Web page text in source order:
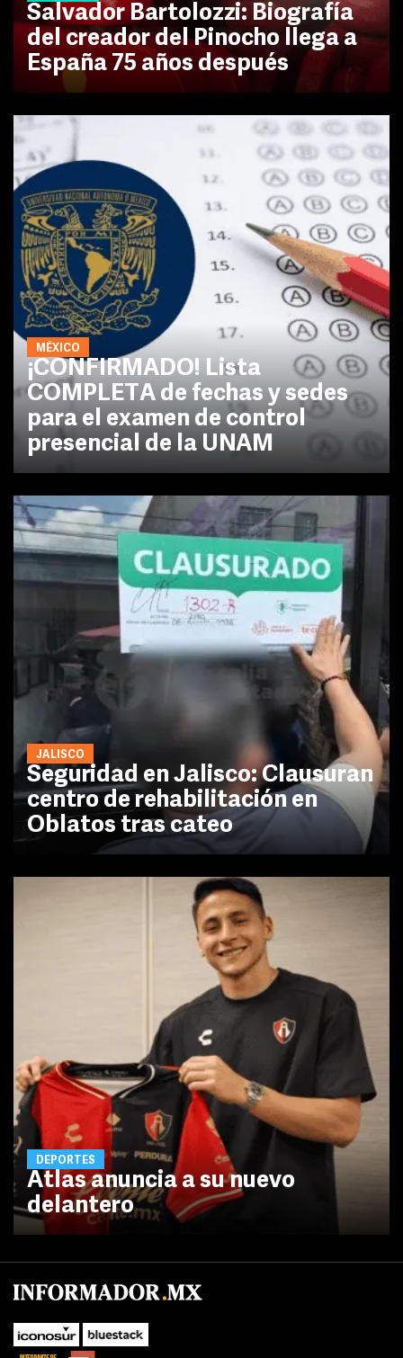
Salvador Bartolozzi: Biografía
del creador del Pinocho llega a
España 75 años después
MÉXICO
¡CONFIRMADO! Lista
COMPLETA de fechas y sedes
para el examen de control
presencial de la UNAM
JALISCO
Seguridad en Jalisco: Clausuran
centro de rehabilitación en
Oblatos tras cateo
DEPORTES
Atlas anuncia a su nuevo
delantero